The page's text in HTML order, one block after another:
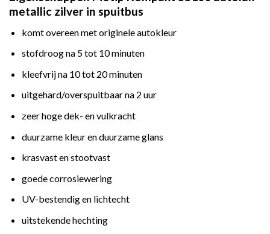
metallic zilver in spuitbus
komt overeen met originele autokleur
stofdroog na 5 tot 10 minuten
kleefvrij na 10 tot 20 minuten
uitgehard/overspuitbaar na 2 uur
zeer hoge dek- en vulkracht
duurzame kleur en duurzame glans
krasvast en stootvast
goede corrosiewering
UV-bestendig en lichtecht
uitstekende hechting